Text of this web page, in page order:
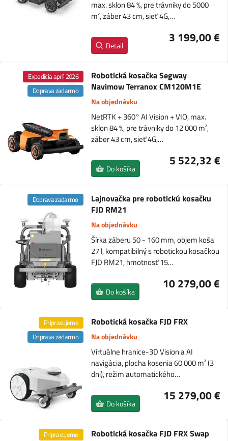
max. sklon 84 %, pre trávniky do 5000
m², záber 43 cm, sieť 4G,…
3 199,00 €
Detail
Robotická kosačka Segway
Navimow Terranox CM120M1E
Expedícia apríl 2026
Doprava zadarmo
Na objednávku
NetRTK + 360° AI Vision + VIO, max.
sklon 84 %, pre trávniky do 12 000 m²,
záber 43 cm, sieť 4G,…
5 522,32 €
Do košíka
Lajnovačka pre robotickú kosačku
FJD RM21
Doprava zadarmo
Na objednávku
Šírka záberu 50 - 160 mm, objem koša
27 l, kompatibilný s robotickou kosačkou
FJD RM21, hmotnosť 15…
10 279,00 €
Do košíka
Robotická kosačka FJD FRX
Pripravujeme
Doprava zadarmo
Na objednávku
Virtuálne hranice-3D Vision a AI
navigácia, plocha kosenia 60 000 m² (3
dni), režim automatického…
15 279,00 €
Do košíka
Robotická kosačka FJD FRX Swap
Pripravujeme